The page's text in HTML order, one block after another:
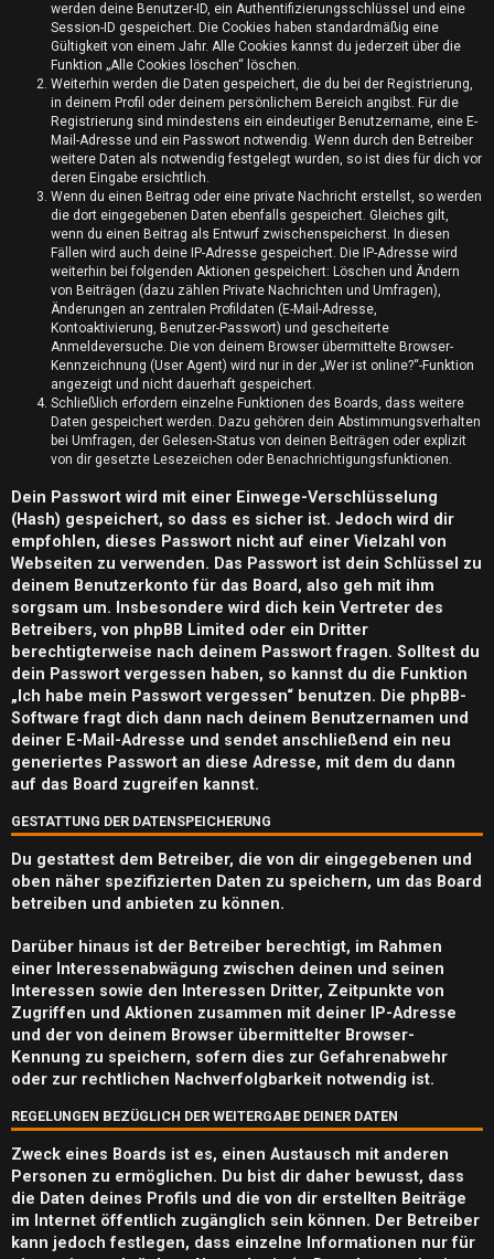
e
t
e
T
h
e
m
e
n
A
k
t
i
v
e
T
h
e
werden deine Benutzer-ID, ein Authentifizierungsschlüssel und eine
Session-ID gespeichert. Die Cookies haben standardmäßig eine
Gültigkeit von einem Jahr. Alle Cookies kannst du jederzeit über die
Funktion „Alle Cookies löschen“ löschen.
Weiterhin werden die Daten gespeichert, die du bei der Registrierung,
in deinem Profil oder deinem persönlichem Bereich angibst. Für die
Registrierung sind mindestens ein eindeutiger Benutzername, eine E-
Mail-Adresse und ein Passwort notwendig. Wenn durch den Betreiber
weitere Daten als notwendig festgelegt wurden, so ist dies für dich vor
deren Eingabe ersichtlich.
Wenn du einen Beitrag oder eine private Nachricht erstellst, so werden
die dort eingegebenen Daten ebenfalls gespeichert. Gleiches gilt,
wenn du einen Beitrag als Entwurf zwischenspeicherst. In diesen
Fällen wird auch deine IP-Adresse gespeichert. Die IP-Adresse wird
weiterhin bei folgenden Aktionen gespeichert: Löschen und Ändern
von Beiträgen (dazu zählen Private Nachrichten und Umfragen),
Änderungen an zentralen Profildaten (E-Mail-Adresse,
Kontoaktivierung, Benutzer-Passwort) und gescheiterte
Anmeldeversuche. Die von deinem Browser übermittelte Browser-
Kennzeichnung (User Agent) wird nur in der „Wer ist online?“-Funktion
angezeigt und nicht dauerhaft gespeichert.
Schließlich erfordern einzelne Funktionen des Boards, dass weitere
Daten gespeichert werden. Dazu gehören dein Abstimmungsverhalten
bei Umfragen, der Gelesen-Status von deinen Beiträgen oder explizit
von dir gesetzte Lesezeichen oder Benachrichtigungsfunktionen.
Dein Passwort wird mit einer Einwege-Verschlüsselung
(Hash) gespeichert, so dass es sicher ist. Jedoch wird dir
empfohlen, dieses Passwort nicht auf einer Vielzahl von
Webseiten zu verwenden. Das Passwort ist dein Schlüssel zu
deinem Benutzerkonto für das Board, also geh mit ihm
sorgsam um. Insbesondere wird dich kein Vertreter des
Betreibers, von phpBB Limited oder ein Dritter
berechtigterweise nach deinem Passwort fragen. Solltest du
dein Passwort vergessen haben, so kannst du die Funktion
„Ich habe mein Passwort vergessen“ benutzen. Die phpBB-
Software fragt dich dann nach deinem Benutzernamen und
deiner E-Mail-Adresse und sendet anschließend ein neu
generiertes Passwort an diese Adresse, mit dem du dann
auf das Board zugreifen kannst.
GESTATTUNG DER DATENSPEICHERUNG
Du gestattest dem Betreiber, die von dir eingegebenen und
oben näher spezifizierten Daten zu speichern, um das Board
betreiben und anbieten zu können.
Darüber hinaus ist der Betreiber berechtigt, im Rahmen
einer Interessenabwägung zwischen deinen und seinen
Interessen sowie den Interessen Dritter, Zeitpunkte von
Zugriffen und Aktionen zusammen mit deiner IP-Adresse
und der von deinem Browser übermittelter Browser-
Kennung zu speichern, sofern dies zur Gefahrenabwehr
oder zur rechtlichen Nachverfolgbarkeit notwendig ist.
REGELUNGEN BEZÜGLICH DER WEITERGABE DEINER DATEN
Zweck eines Boards ist es, einen Austausch mit anderen
Personen zu ermöglichen. Du bist dir daher bewusst, dass
die Daten deines Profils und die von dir erstellten Beiträge
im Internet öffentlich zugänglich sein können. Der Betreiber
kann jedoch festlegen, dass einzelne Informationen nur für